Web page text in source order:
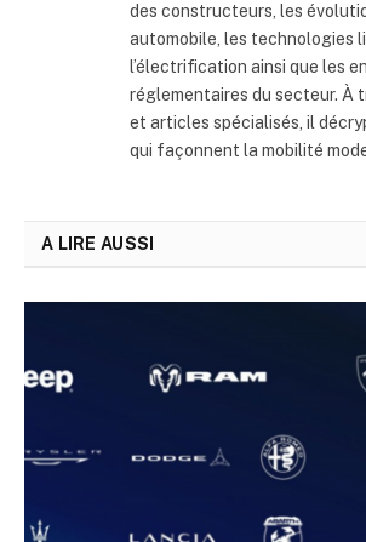
des constructeurs, les
automobile, les technologies
l’électrification ainsi que les
réglementaires du secteur. À
et articles spécialisés, il
qui façonnent la mobilité
A LIRE AUSSI